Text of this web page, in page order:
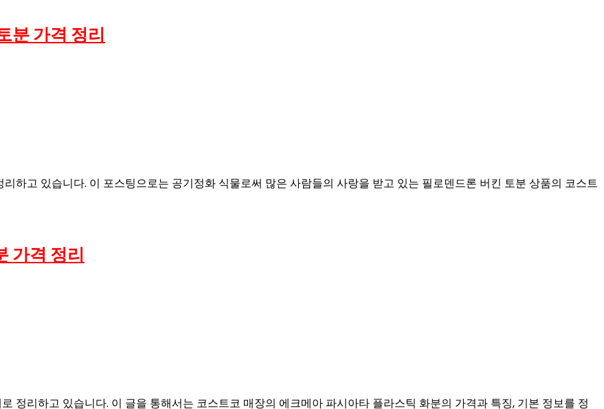
분 가격 정리
하고 있습니다. 이 포스팅으로는 공기정화 식물로써 많은 사람들의 사랑을 받고 있는 필로덴드론 버킨 토분 상품의 코스트
가격 정리
정리하고 있습니다. 이 글을 통해서는 코스트코 매장의 에크메아 파시아타 플라스틱 화분의 가격과 특징, 기본 정보를 정